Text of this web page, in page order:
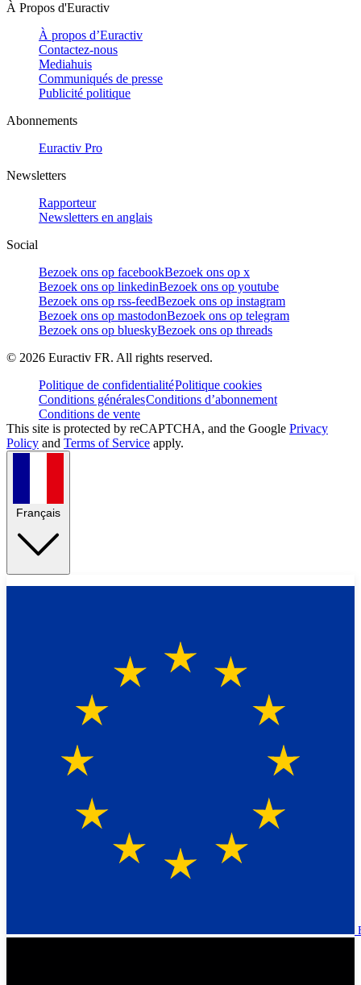
À Propos d'Euractiv
À propos d’Euractiv
Contactez-nous
Mediahuis
Communiqués de presse
Publicité politique
Abonnements
Euractiv Pro
Newsletters
Rapporteur
Newsletters en anglais
Social
Bezoek ons op facebookBezoek ons op x
Bezoek ons op linkedinBezoek ons op youtube
Bezoek ons op rss-feedBezoek ons op instagram
Bezoek ons op mastodonBezoek ons op telegram
Bezoek ons op blueskyBezoek ons op threads
© 2026 Euractiv FR. All rights reserved.
Politique de confidentialitéPolitique cookies
Conditions généralesConditions d’abonnement
Conditions de vente
This site is protected by reCAPTCHA, and the Google Privacy
Policy and Terms of Service apply.
Français